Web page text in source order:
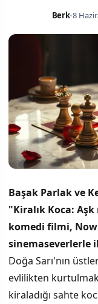
Berk•8
Başak Parlak ve
"Kiralık Koca: Aşk
komedi filmi,
sinemaseverlerle
Doğa Sarı'nın
evlilikten
kiraladığı sahte